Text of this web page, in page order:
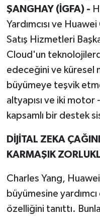
ŞANGHAY (İGFA) -
Yardımcısı ve
Satış Hizmetleri
Cloud'un
edeceğini ve küresel
büyümeye teşvik
altyapısı ve iki
kapsamlı bir destek
DİJİTAL ZEKA
KARMAŞIK
Charles Yang,
büyümesine
özelliğini tanıttı.